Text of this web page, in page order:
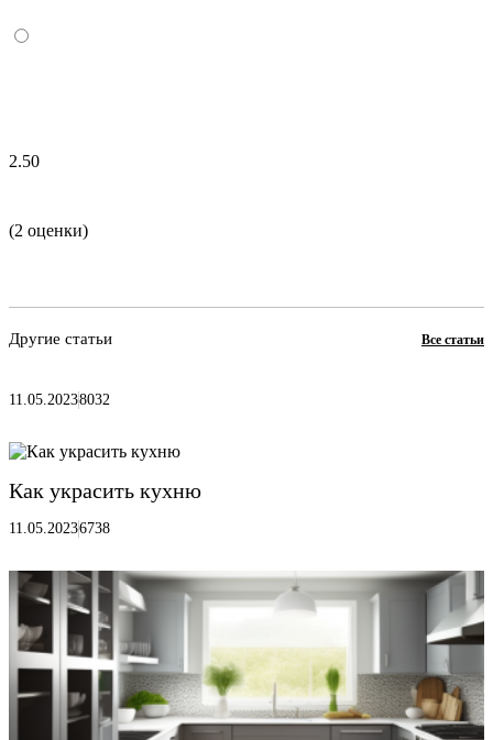
2.50
(2 оценки)
Другие статьи Все статьи
11.05.20238032
Как украсить кухню
11.05.20236738